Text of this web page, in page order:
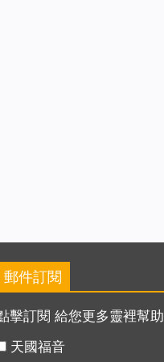
郵件訂閱
擊訂閱 給您更多靈裡幫助
天國福音